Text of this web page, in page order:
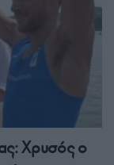
Χρυσός ο